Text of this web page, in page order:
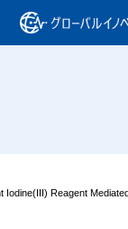
Iodine(III) Reagent